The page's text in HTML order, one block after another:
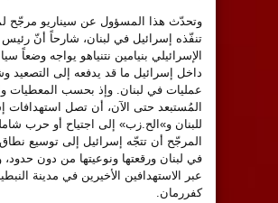
وتحدّث هذا المسؤول عن سيناريو مرجّح
تنفّذه إسرائيل في لبنان، شارحاً أنّ رئيس
الإسرائيلي بنيامين نتنياهو يواجه وضعاً
داخل إسرائيل ما قد يدفعه إلى التصعيد
عمليات في لبنان. وإذ بحسب المعطيات
المُستبعد حتى الآن، أن تصل استهدافات
للبنان و»الح.زب» إلى اجتياح أو حرب
المرجّح أن تتجّه إسرائيل إلى توسيع
في لبنان ورقعتها ونوعيتها من دون حدود،
عبر الاستهدافين الأخيرين في مدينة
كفررمان.